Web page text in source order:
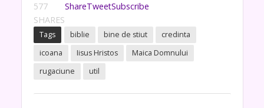
577
SHARES
ShareTweetSubscribe
Tags biblie bine de stiut
credinta
icoana
Iisus Hristos
Maica Domnului
rugaciune
util